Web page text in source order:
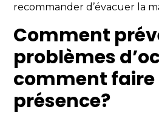
recommander d’évacuer la
Comment
problèmes
comment faire
présence?